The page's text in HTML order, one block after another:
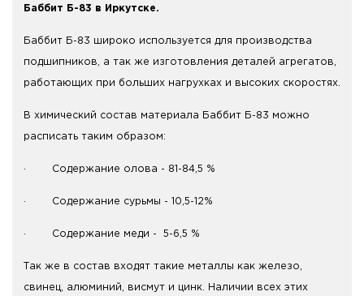
Баббит Б-83 в Иркутске.
Баббит Б-83 широко используется для производства
подшипников, а так же изготовления деталей агрегатов,
работающих при больших нагрухках и высоких скоростях.
В химический состав материала Баббит Б-83 можно
расписать таким образом:
· Содержание олова - 81-84,5 %
· Содержание сурьмы - 10,5-12%
· Содержание меди - 5-6,5 %
Так же в состав входят такие металлы как железо,
свинец, алюминий, висмут и цинк. Наличии всех этих